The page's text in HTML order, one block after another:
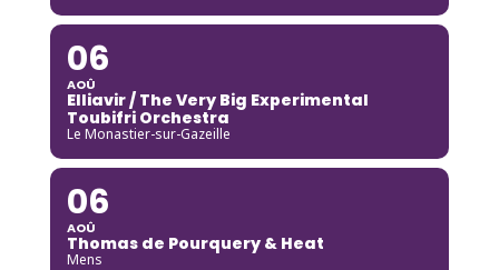
06
AOÛ
Elliavir / The Very Big Experimental
Toubifri Orchestra
Le Monastier-sur-Gazeille
06
AOÛ
Thomas de Pourquery & Heat
Mens